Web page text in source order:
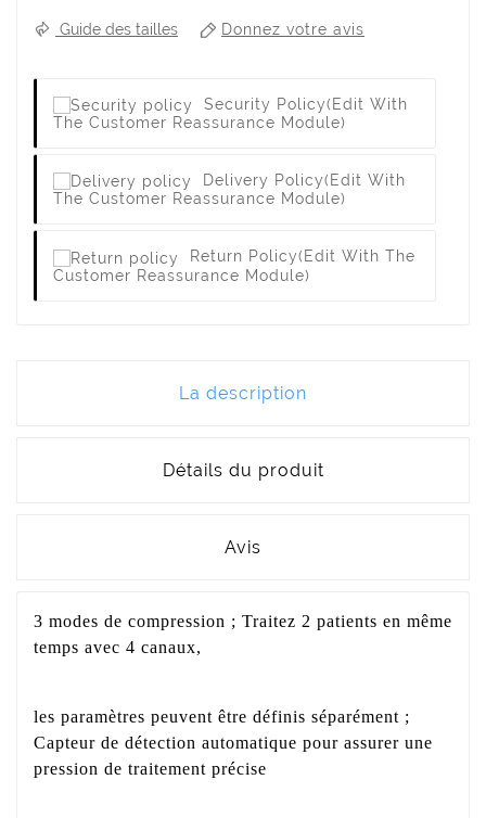
Guide des tailles Donnez votre avis
Security Policy(edit With
The Customer Reassurance Module)
Delivery Policy(edit With
The Customer Reassurance Module)
Return Policy(edit With The
Customer Reassurance Module)
La description
Détails du produit
Avis
3 modes de compression ; Traitez 2 patients en même
temps avec 4 canaux,
les paramètres peuvent être définis séparément ;
Capteur de détection automatique pour assurer une
pression de traitement précise